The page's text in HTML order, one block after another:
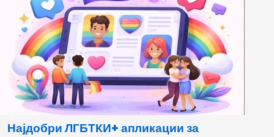
Најдобри ЛГБТКИ+ апликации за